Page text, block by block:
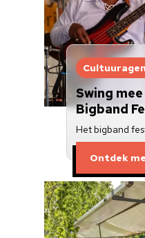
Swing
Bigband
Het bigband
Ontdek